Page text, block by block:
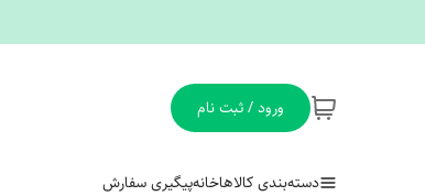
ورود / ثبت نام
دسته‌بندی کالاهاخانهپیگیری سفارش